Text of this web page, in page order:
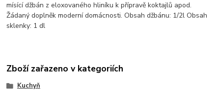
mísící džbán z eloxovaného hliníku k přípravě koktajlů apod.
Žádaný doplněk moderní domácnosti. Obsah džbánu: 1/2l Obsah
sklenky: 1 dl
Zboží zařazeno v kategoriích
Kuchyň